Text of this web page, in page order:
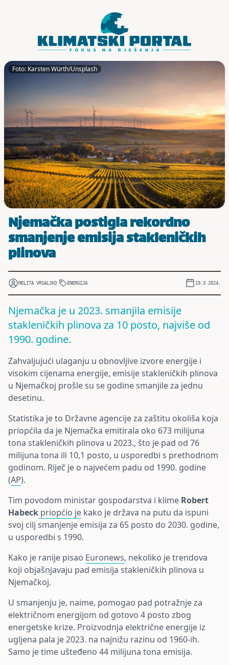
Foto: Karsten Würth/Unsplash
Njemačka postigla rekordno
smanjenje emisija stakleničkih
plinova
MELITA VRSALJKO ENERGIJA 19.3.2024.
Njemačka je u 2023. smanjila emisije
stakleničkih plinova za 10 posto, najviše od
1990. godine.
Zahvaljujući ulaganju u obnovljive izvore energije i
visokim cijenama energije, emisije stakleničkih plinova
u Njemačkoj prošle su se godine smanjile za jednu
desetinu.
Statistika je to Državne agencije za zaštitu okoliša koja
priopćila da je Njemačka emitirala oko 673 milijuna
tona stakleničkih plinova u 2023., što je pad od 76
milijuna tona ili 10,1 posto, u usporedbi s prethodnom
godinom. Riječ je o najvećem padu od 1990. godine
(AP).
Tim povodom ministar gospodarstva i klime Robert
Habeck priopćio je kako je država na putu da ispuni
svoj cilj smanjenje emisija za 65 posto do 2030. godine,
u usporedbi s 1990.
Kako je ranije pisao Euronews, nekoliko je trendova
koji objašnjavaju pad emisija stakleničkih plinova u
Njemačkoj.
U smanjenju je, naime, pomogao pad potražnje za
električnom energijom od gotovo 4 posto zbog
energetske krize. Proizvodnja električne energije iz
ugljena pala je 2023. na najnižu razinu od 1960-ih.
Samo je time ušteđeno 44 milijuna tona emisija.